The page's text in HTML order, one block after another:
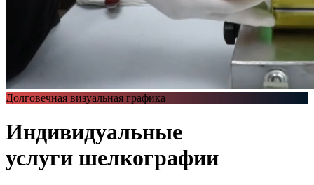
Долговечная визуальная графика
Индивидуальные
услуги шелкографии